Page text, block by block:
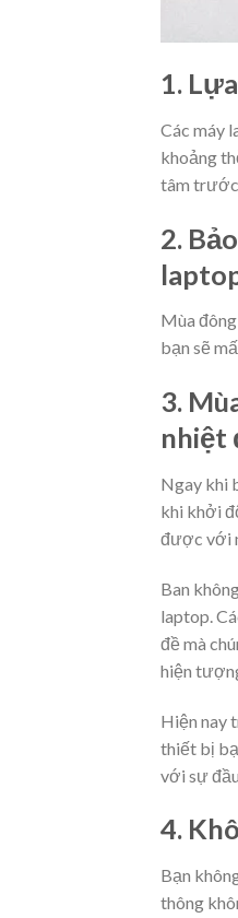
1.
Các máy
khoảng
tâm trước
2.
Mùa
bạn sẽ
3.
nhiệt
Ngay khi
khi khởi
được với
Ban
laptop.
đề mà
hiện
Hiện nay
thiết bị
với sự
4.
Bạn
thông